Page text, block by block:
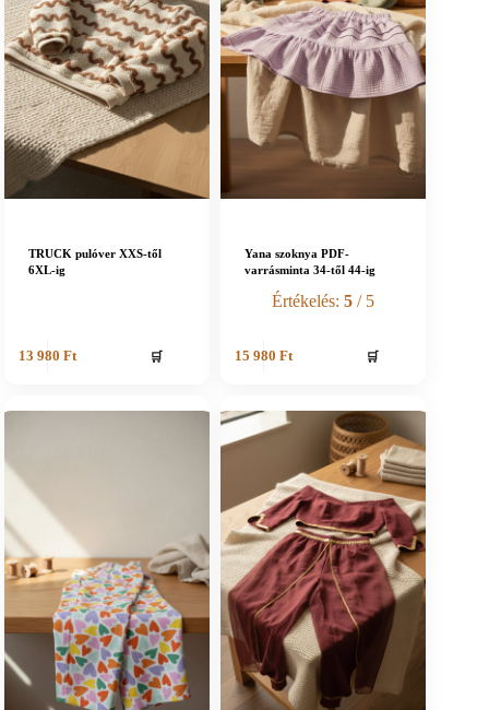
TRUCK pulóver XXS-től
6XL-ig
13 980 Ft 🛒
Yana szoknya PDF-
varrásminta 34-től 44-ig
Értékelés:5 / 5
15 980 Ft 🛒